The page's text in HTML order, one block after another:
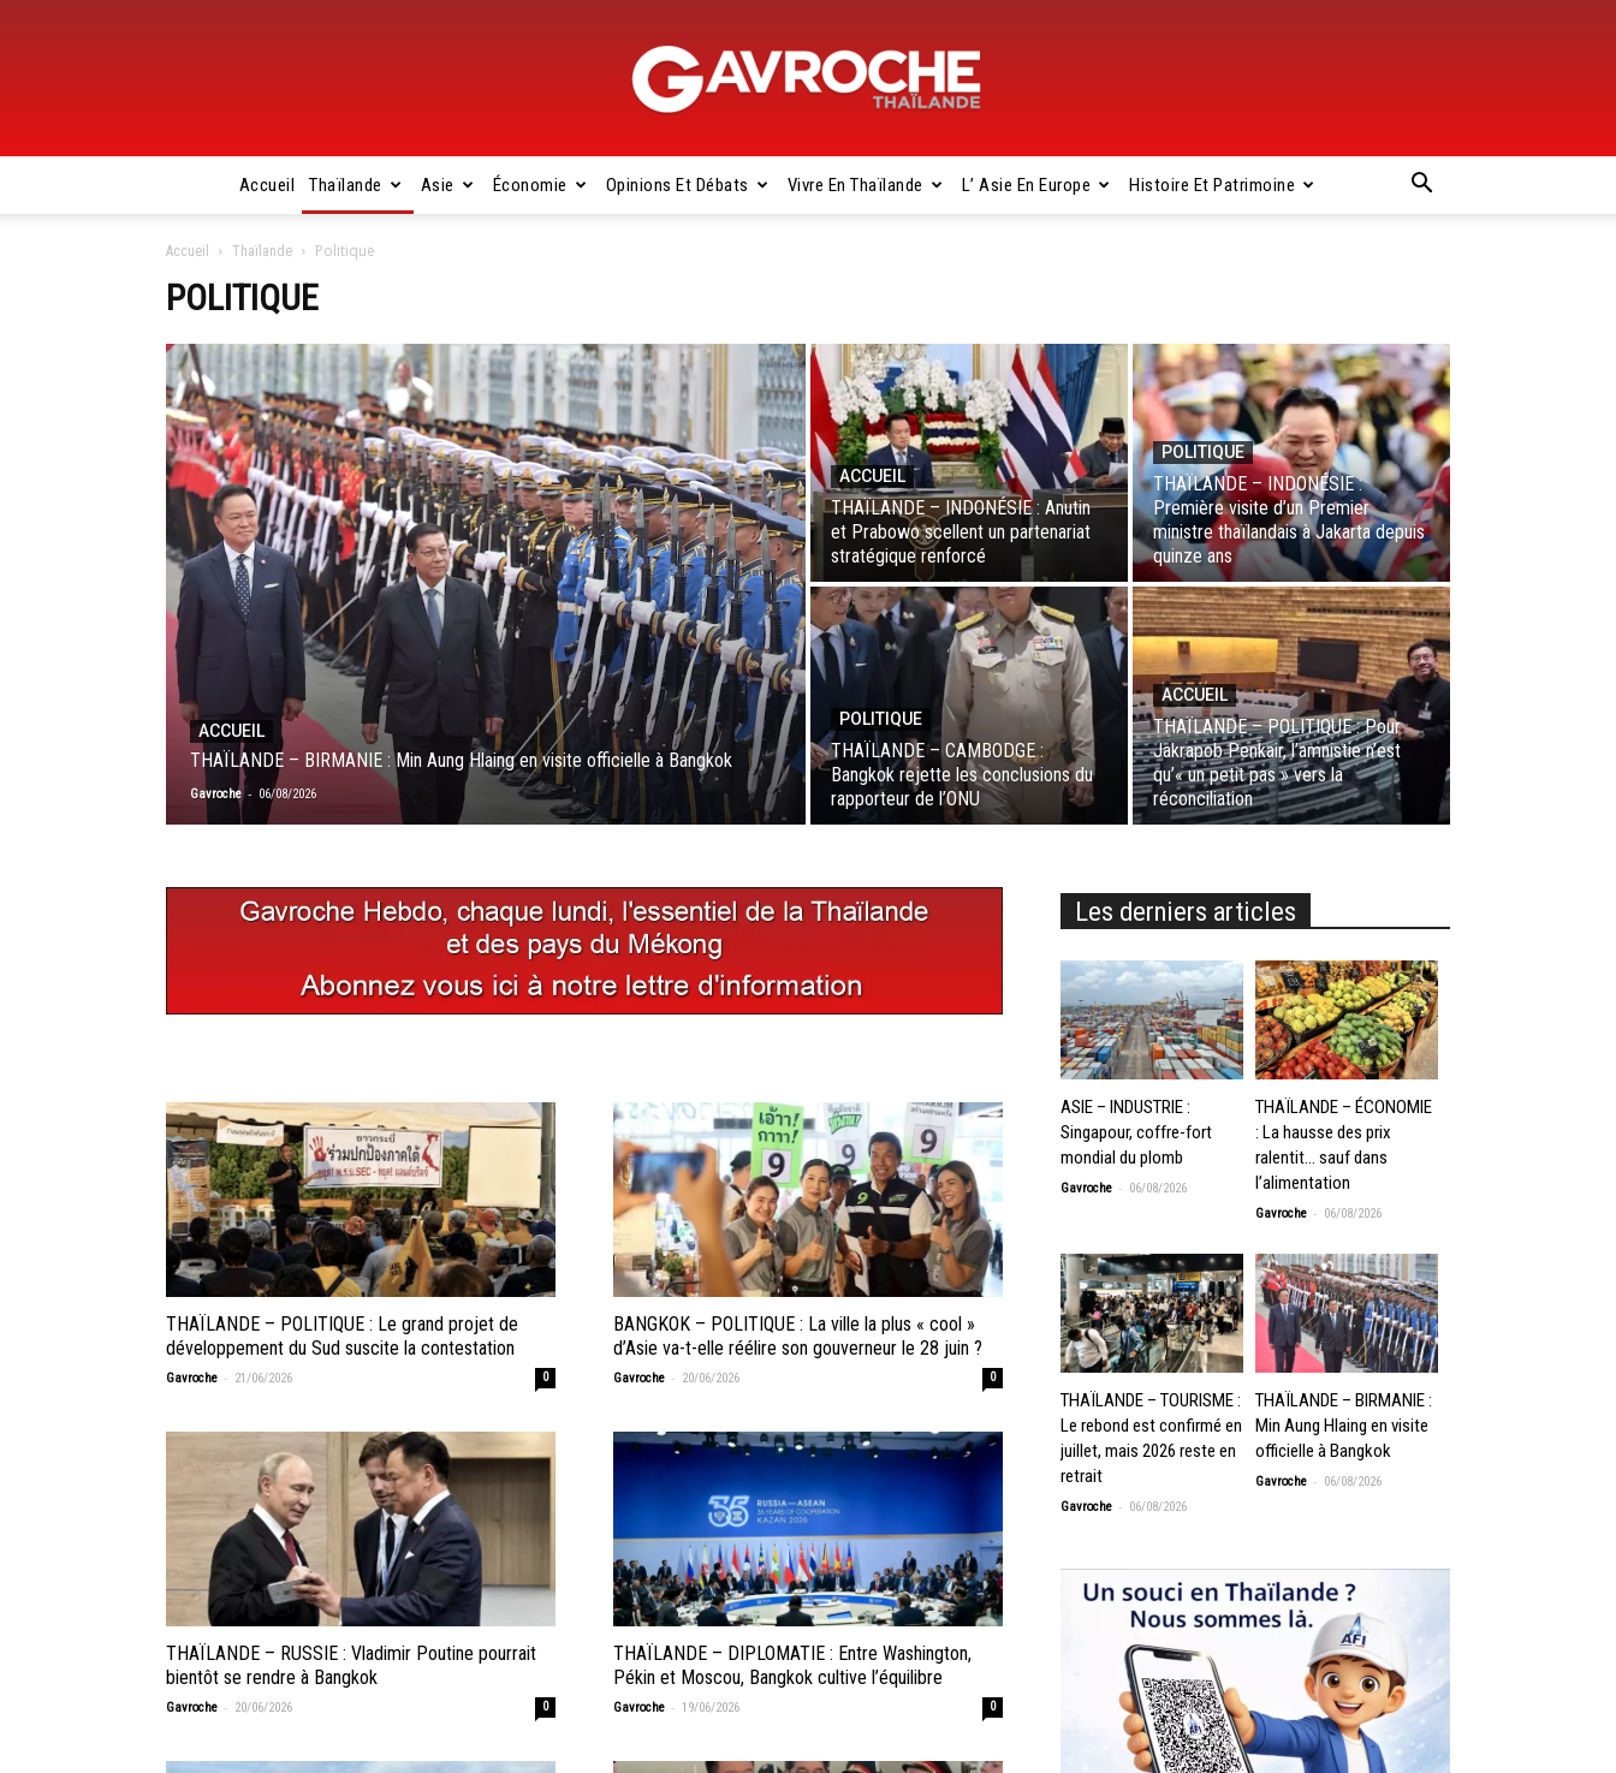
Gavroche
Thaïlande
Accueil Thaïlande Asie Économie Opinions Et Débats Vivre En Thaïlande L’ Asie En Europe Histoire Et Patrimoine
Accueil Thaïlande Politique
POLITIQUE
ACCUEIL
THAÏLANDE – BIRMANIE : Min Aung Hlaing en visite officielle à Bangkok
Gavroche - 06/08/2026
ACCUEIL
THAÏLANDE – INDONÉSIE : Anutin
et Prabowo scellent un partenariat
stratégique renforcé
POLITIQUE
THAÏLANDE – INDONÉSIE :
Première visite d’un Premier
ministre thaïlandais à Jakarta depuis
quinze ans
POLITIQUE
THAÏLANDE – CAMBODGE :
Bangkok rejette les conclusions du
rapporteur de l’ONU
ACCUEIL
THAÏLANDE – POLITIQUE : Pour
Jakrapob Penkair, l’amnistie n’est
qu’« un petit pas » vers la
réconciliation
THAÏLANDE – POLITIQUE : Le grand projet de
développement du Sud suscite la contestation
Gavroche - 21/06/2026 0
BANGKOK – POLITIQUE : La ville la plus « cool »
d’Asie va-t-elle réélire son gouverneur le 28 juin ?
Gavroche - 20/06/2026 0
THAÏLANDE – RUSSIE : Vladimir Poutine pourrait
bientôt se rendre à Bangkok
Gavroche - 20/06/2026 0
THAÏLANDE – DIPLOMATIE : Entre Washington,
Pékin et Moscou, Bangkok cultive l’équilibre
Gavroche - 19/06/2026 0
Les derniers articles
ASIE – INDUSTRIE :
Singapour, coffre-fort
mondial du plomb
Gavroche - 06/08/2026
THAÏLANDE – ÉCONOMIE
: La hausse des prix
ralentit… sauf dans
l’alimentation
Gavroche - 06/08/2026
THAÏLANDE – TOURISME :
Le rebond est confirmé en
juillet, mais 2026 reste en
retrait
Gavroche - 06/08/2026
THAÏLANDE – BIRMANIE :
Min Aung Hlaing en visite
officielle à Bangkok
Gavroche - 06/08/2026